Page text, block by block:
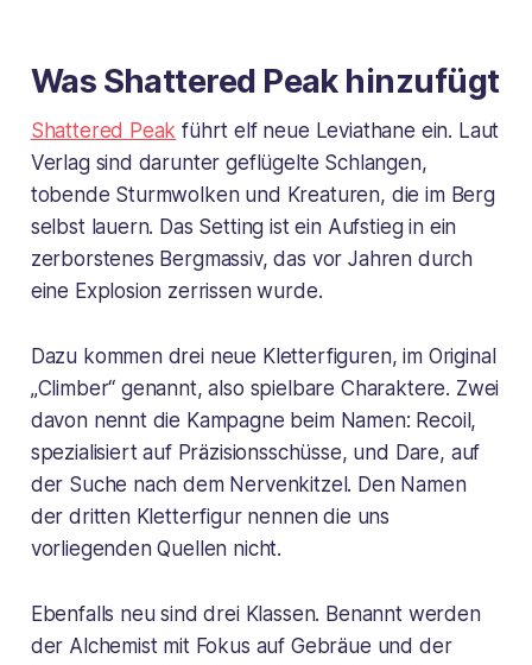
Was Shattered Peak hinzufügt
Shattered Peak führt elf neue Leviathane ein. Laut
Verlag sind darunter geflügelte Schlangen,
tobende Sturmwolken und Kreaturen, die im Berg
selbst lauern. Das Setting ist ein Aufstieg in ein
zerborstenes Bergmassiv, das vor Jahren durch
eine Explosion zerrissen wurde.
Dazu kommen drei neue Kletterfiguren, im Original
„Climber“ genannt, also spielbare Charaktere. Zwei
davon nennt die Kampagne beim Namen: Recoil,
spezialisiert auf Präzisionsschüsse, und Dare, auf
der Suche nach dem Nervenkitzel. Den Namen
der dritten Kletterfigur nennen die uns
vorliegenden Quellen nicht.
Ebenfalls neu sind drei Klassen. Benannt werden
der Alchemist mit Fokus auf Gebräue und der